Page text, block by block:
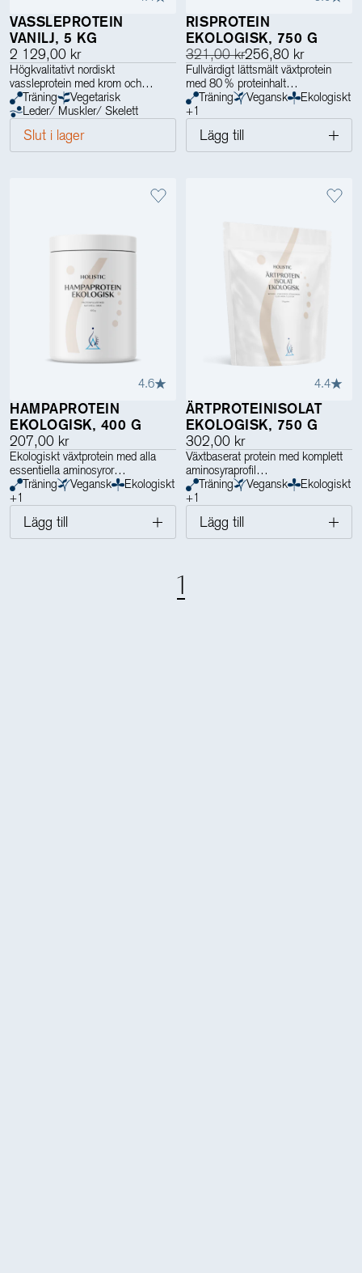
VASSLEPROTEIN
VANILJ, 5 KG
2 129,00 kr
Högkvalitativt nordiskt
vassleprotein med krom och
enzymer
Träning
Vegetarisk
Leder/ Muskler/ Skelett
Slut i lager
RISPROTEIN
EKOLOGISK, 750 G
321,00 kr256,80 kr
Fullvärdigt lättsmält växtprotein
med 80 % proteinhalt
✓ Ekologiskt risprotein
samtliga essentiella aminosyror
✓ Protein bidrar till ökad och
Träning Vegansk
Ekologiskt
+1
Lägg till
4.6
HAMPAPROTEIN
EKOLOGISK, 400 G
207,00 kr
Ekologiskt växtprotein med alla
essentiella aminosyror
✓ Innehåller alla essentiella
aminosyror för komplett
proteinprofil
✓ Rikt på omega-3 och viktiga
Träning Vegansk
Ekologiskt
+1
Lägg till
4.4
ÄRTPROTEINISOLAT
EKOLOGISK, 750 G
302,00 kr
Växtbaserat protein med komplett
aminosyraprofil
Träning
Vegansk
Ekologiskt
+1
Lägg till
1